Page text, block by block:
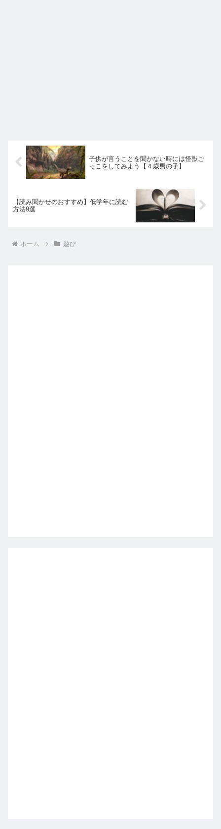
子供が言うことを聞かない時には怪獣ご
っこをしてみよう【４歳男の子】
【読み聞かせのおすすめ】低学年に読む
方法9選
ホーム 遊び